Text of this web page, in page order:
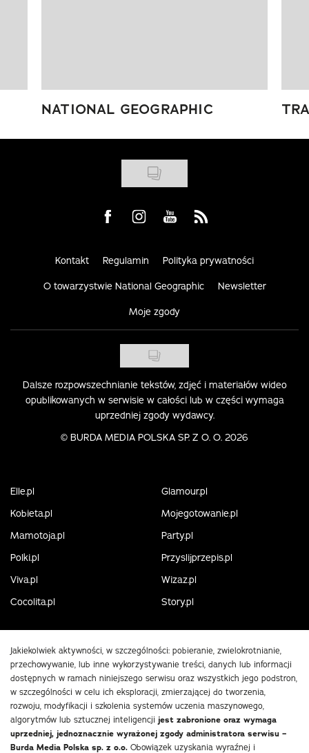
NATIONAL GEOGRAPHIC
Visit us on Facebook
Visit us on Instagram
Visit us on Youtube
Visit us on Rss
Kontakt Regulamin Polityka prywatności
O towarzystwie National Geographic Newsletter
Moje zgody
Dalsze rozpowszechnianie tekstów, zdjęć i materiałów wideo
opublikowanych w serwisie w całości lub w części wymaga
uprzedniej zgody wydawcy.
© BURDA MEDIA POLSKA SP. Z O. O. 2026
Elle.pl
Glamour.pl
Kobieta.pl
Mojegotowanie.pl
Mamotoja.pl
Party.pl
Polki.pl
Przyslijprzepis.pl
Viva.pl
Wizaz.pl
Cocolita.pl
Story.pl
Jakiekolwiek aktywności, w szczególności: pobieranie, zwielokrotnianie,
przechowywanie, lub inne wykorzystywanie treści, danych lub informacji
dostępnych w ramach niniejszego serwisu oraz wszystkich jego podstron,
w szczególności w celu ich eksploracji, zmierzającej do tworzenia,
rozwoju, modyfikacji i szkolenia systemów uczenia maszynowego,
algorytmów lub sztucznej inteligencji jest zabronione oraz wymaga
uprzedniej, jednoznacznie wyrażonej zgody administratora serwisu –
Burda Media Polska sp. z o.o. Obowiązek uzyskania wyraźnej i